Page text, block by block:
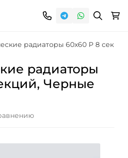
радиаторы 60x60 P 8
радиаторы
Черные